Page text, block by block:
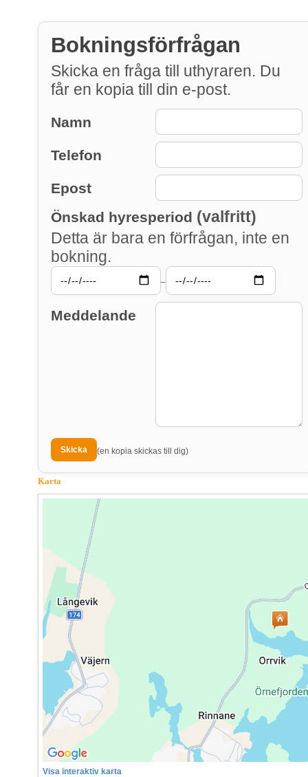
Bokningsförfrågan
Skicka en fråga till uthyraren. Du
får en kopia till din e-post.
Namn
Telefon
Epost
Önskad hyresperiod (valfritt)
Detta är bara en förfrågan, inte en
bokning.
–
Meddelande
(en kopia skickas till dig)
Karta
Visa interaktiv karta